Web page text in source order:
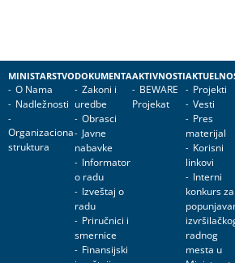
MINISTARSTVO
O Nama
Nadležnosti
Organizaciona
struktura
DOKUMENTA
Zakoni i
uredbe
Obrasci
Javne
nabavke
Informator
o radu
Izveštaj o
radu
Priručnici i
smernice
Finansijski
AKTIVNOSTI
BEWARE
Projekat
Projekti
Vesti
Pres
materijal
Korisni
linkovi
Interni
konkurs za
radnog
mesta u